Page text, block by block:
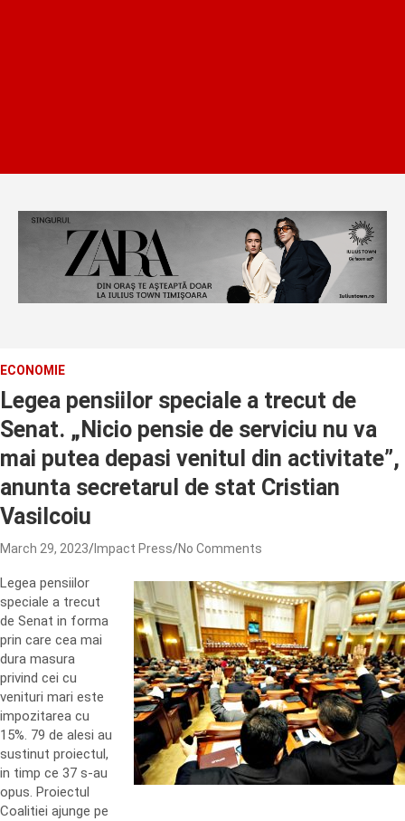
ECONOMIE
Legea pensiilor speciale a trecut de
Senat. „Nicio pensie de serviciu nu va
mai putea depasi venitul din activitate”,
anunta secretarul de stat Cristian
Vasilcoiu
March 29, 2023 Impact Press No Comments
Legea pensiilor
speciale a trecut
de Senat in forma
prin care cea mai
dura masura
privind cei cu
venituri mari este
impozitarea cu
15%. 79 de alesi au
sustinut proiectul,
in timp ce 37 s-au
opus. Proiectul
Coalitiei ajunge pe